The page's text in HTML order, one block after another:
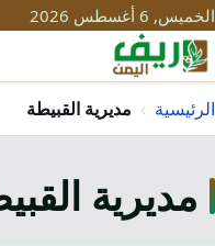
الخميس, 6 أغسطس 2026
الرئيسية › مديرية القبيطة
مديرية